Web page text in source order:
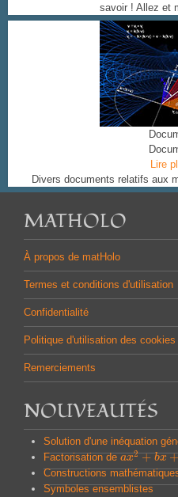
savoir ! Allez et
Lire
Divers documents relatifs aux
MATHOLO
À propos de matHolo
Termes et conditions d'utilisation
Confidentialité
Politique d'utilisation des cookies
Remerciements
NOUVEAUTÉS
Solution d'une inéquation
Factorisation deax2 + bx
ax2+bx +c
Constructions
Symboles ensemblistes